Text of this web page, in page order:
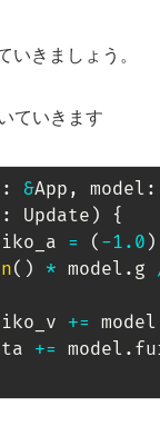
いきましょう。
ていきます
: &App , model :
: Update )
{
= ( -1.0 )
( ) * model . g
+= model
+= model .